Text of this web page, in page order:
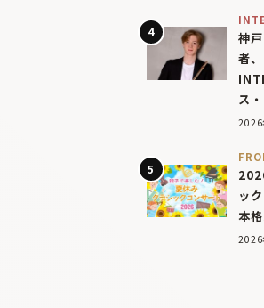
神
者
ス
2026
ッ
本
2026